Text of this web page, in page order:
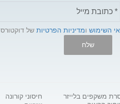
השימוש ומדיניות הפרטיות של דוקטורס
שלח
משקפים בלייזר
חיסוני קורונה